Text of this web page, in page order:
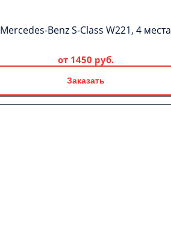
Mercedes-Benz S-Class W221, 4 места
от 1450 руб.
Заказать